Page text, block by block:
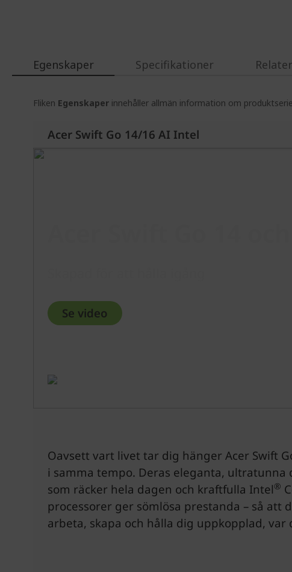
Egenskaper
Fliken Egenskaper innehåller allmän information om
Specifikationer